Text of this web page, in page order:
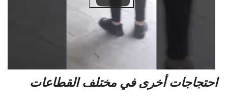
احتجاجات أخرى في مختلف القطاعات